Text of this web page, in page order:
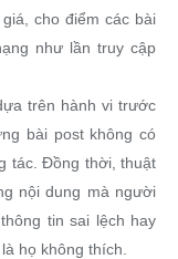
cho điểm các bài
như lần truy cập
trên hành vi trước
bài post không có
tác. Đồng thời, thuật
nội dung mà người
tin sai lệch hay
họ không thích.